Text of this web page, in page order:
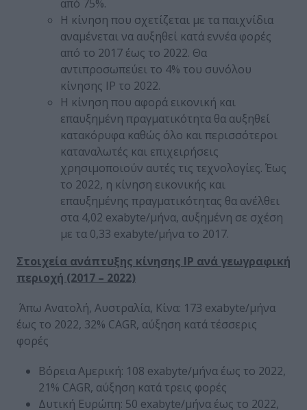
από 75%.
Η κίνηση που σχετίζεται με τα παιχνίδια
αναμένεται να αυξηθεί κατά εννέα φορές
από το 2017 έως το 2022. Θα
αντιπροσωπεύει το 4% του συνόλου
κίνησης IP το 2022.
Η κίνηση που αφορά εικονική και
επαυξημένη πραγματικότητα θα αυξηθεί
κατακόρυφα καθώς όλο και περισσότεροι
καταναλωτές και επιχειρήσεις
χρησιμοποιούν αυτές τις τεχνολογίες. Έως
το 2022, η κίνηση εικονικής και
επαυξημένης πραγματικότητας θα ανέλθει
στα 4,02 exabyte/μήνα, αυξημένη σε σχέση
με τα 0,33 exabyte/μήνα το 2017.
Στοιχεία ανάπτυξης κίνησης IP ανά γεωγραφική
περιοχή (2017 – 2022)
Άπω Ανατολή, Αυστραλία, Κίνα: 173 exabyte/μήνα
έως το 2022, 32% CAGR, αύξηση κατά τέσσερις
φορές
Βόρεια Αμερική: 108 exabyte/μήνα έως το 2022,
21% CAGR, αύξηση κατά τρεις φορές
Δυτική Ευρώπη: 50 exabyte/μήνα έως το 2022,